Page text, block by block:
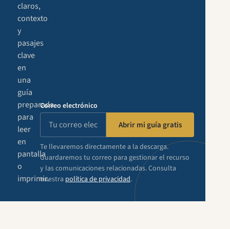
claros,
contexto
y
pasajes
clave
en
una
guía
preparada
para
leer
en
pantalla
o
imprimir.
Correo electrónico
Abrir mi guía gratis
Te llevaremos directamente a la descarga.
Guardaremos tu correo para gestionar el recurso
y las comunicaciones relacionadas. Consulta
nuestra política de privacidad.